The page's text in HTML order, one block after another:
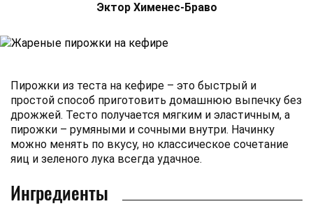
Эктор Хименес-Браво
Пирожки из теста на кефире – это быстрый и
простой способ приготовить домашнюю выпечку без
дрожжей. Тесто получается мягким и эластичным, а
пирожки – румяными и сочными внутри. Начинку
можно менять по вкусу, но классическое сочетание
яиц и зеленого лука всегда удачное.
Ингредиенты